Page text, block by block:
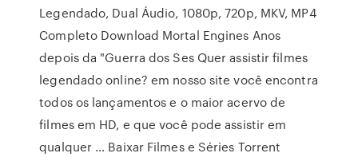
Legendado, Dual Áudio, 1080p, 720p, MKV, MP4
Completo Download Mortal Engines Anos
depois da "Guerra dos Ses Quer assistir filmes
legendado online? em nosso site você encontra
todos os lançamentos e o maior acervo de
filmes em HD, e que você pode assistir em
qualquer … Baixar Filmes e Séries Torrent